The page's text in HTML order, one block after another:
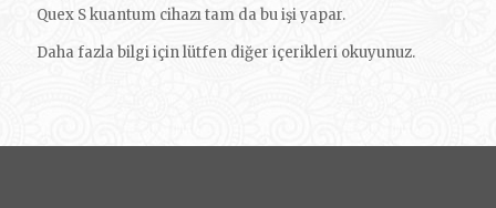
Quex S kuantum cihazı tam da bu işi yapar.
Daha fazla bilgi için lütfen diğer içerikleri okuyunuz.